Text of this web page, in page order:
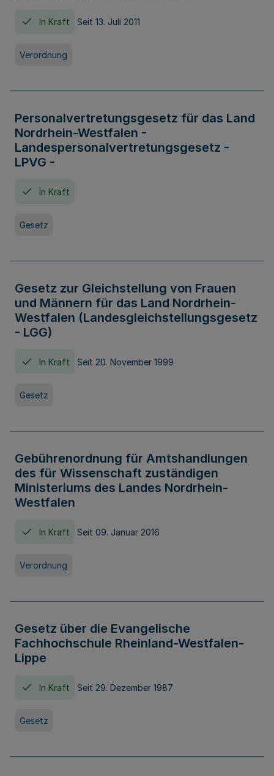
In Kraft Seit 13. Juli 2011
Verordnung
Personalvertretungsgesetz für das Land
Nordrhein-Westfalen -
Landespersonalvertretungsgesetz -
LPVG -
In Kraft
Gesetz
Gesetz zur Gleichstellung von Frauen
und Männern für das Land Nordrhein-
Westfalen (Landesgleichstellungsgesetz
- LGG)
In Kraft Seit 20. November 1999
Gesetz
Gebührenordnung für Amtshandlungen
des für Wissenschaft zuständigen
Ministeriums des Landes Nordrhein-
Westfalen
In Kraft Seit 09. Januar 2016
Verordnung
Gesetz über die Evangelische
Fachhochschule Rheinland-Westfalen-
Lippe
In Kraft Seit 29. Dezember 1987
Gesetz